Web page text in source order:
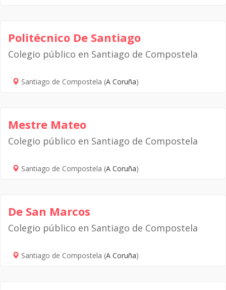
Politécnico De Santiago
Colegio público en Santiago de Compostela
Santiago de Compostela (A Coruña)
Mestre Mateo
Colegio público en Santiago de Compostela
Santiago de Compostela (A Coruña)
De San Marcos
Colegio público en Santiago de Compostela
Santiago de Compostela (A Coruña)